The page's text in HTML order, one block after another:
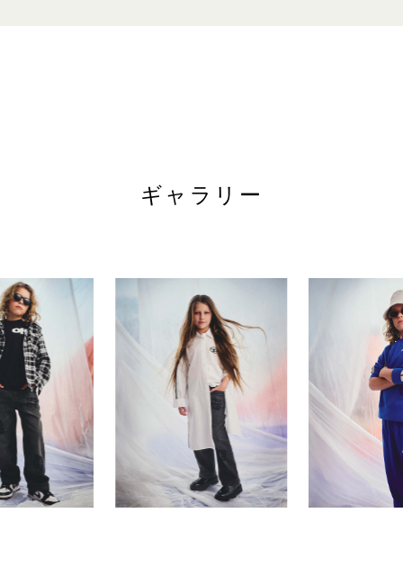
ギャラリー